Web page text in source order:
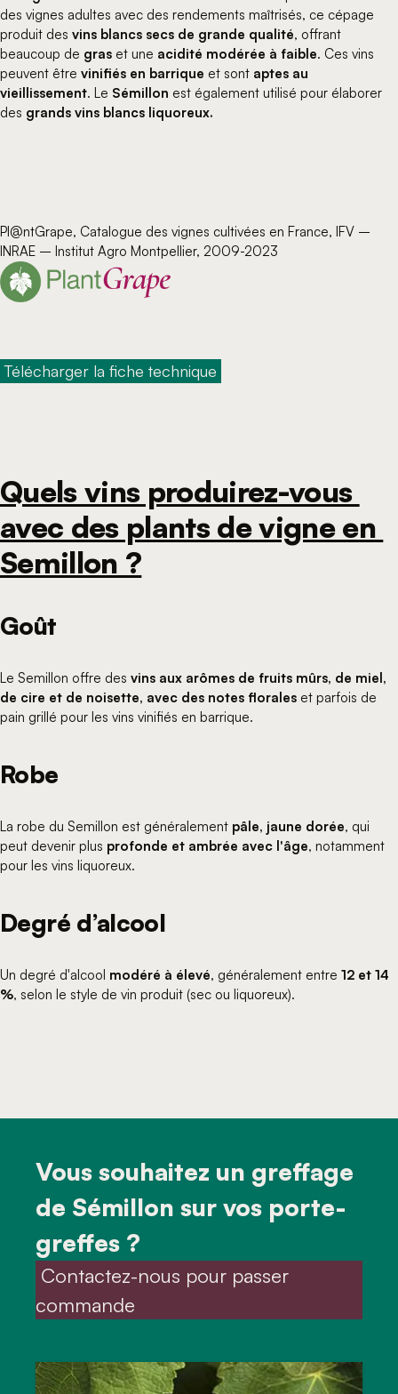
des vignes adultes avec des rendements maîtrisés, ce cépage
produit des vins blancs secs de grande qualité, offrant
beaucoup de gras et une acidité modérée à faible. Ces vins
peuvent être vinifiés en barrique et sont aptes au
vieillissement. Le Sémillon est également utilisé pour élaborer
des grands vins blancs liquoreux.
Pl@ntGrape, Catalogue des vignes cultivées en France, IFV –
INRAE – Institut Agro Montpellier, 2009-2023
Télécharger la fiche technique
Quels vins produirez-vous
avec des plants de vigne en
Semillon ?
Goût
Le Semillon offre des vins aux arômes de fruits mûrs, de miel,
de cire et de noisette, avec des notes florales et parfois de
pain grillé pour les vins vinifiés en barrique.
Robe
La robe du Semillon est généralement pâle, jaune dorée, qui
peut devenir plus profonde et ambrée avec l'âge, notamment
pour les vins liquoreux.
Degré d’alcool
Un degré d'alcool modéré à élevé, généralement entre 12 et 14
%, selon le style de vin produit (sec ou liquoreux).
Vous souhaitez un greffage
de Sémillon sur vos porte-
greffes ?
commande